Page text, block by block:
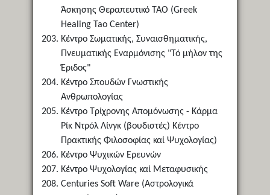
Άσκησης Θεραπευτικό ΤΑΟ (Greek
Healing Tao Center)
Κέντρο Σωματικής, Συναισθηματικής,
Πνευματικής Εναρμόνισης "Τό μήλον της
Έριδος"
Κέντρο Σπουδών Γνωστικής
Ανθρωπολογίας
Κέντρο Τρίχρονης Απομόνωσης - Κάρμα
Ρίκ Ντρόλ Λίνγκ (βουδιστές) Κέντρο
Πρακτικής Φιλοσοφίας καί Ψυχολογίας)
Κέντρο Ψυχικών Ερευνών
Κέντρο Ψυχολογίας καί Μεταφυσικής
Centuries Soft Ware (Aστρολογικά